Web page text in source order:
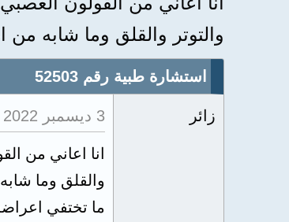
والتوتر والقلق وما شابه من
استشارة طبية رقم 52503
زائر 3 ديسمبر 2022
انا اعاني من
والقلق وما
ما تختفي